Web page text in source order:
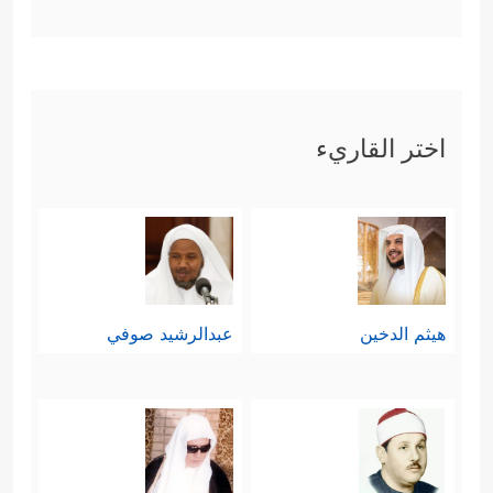
يشاء، وفيها أنَّ عِلْمَ الإنسان مهما بلغ
فهو محدودٌ، فهذا إبراهيم رسولٌ من
أُولي العزم ولم يعلم مَنْ هم ضيوفه
حتى تفاجَأَ أنّهم لا يأكلون الطعام، وفي
المُكذِّبين.
ثانيًا: بعد قصَّة إبراهيمعليه السلام
اختر القاريء
هيثم الدخين عبدالرشيد صوفي